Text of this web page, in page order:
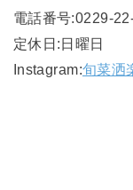
電話番号:0229-
定休日:日曜日
Instagram:旬菜洒